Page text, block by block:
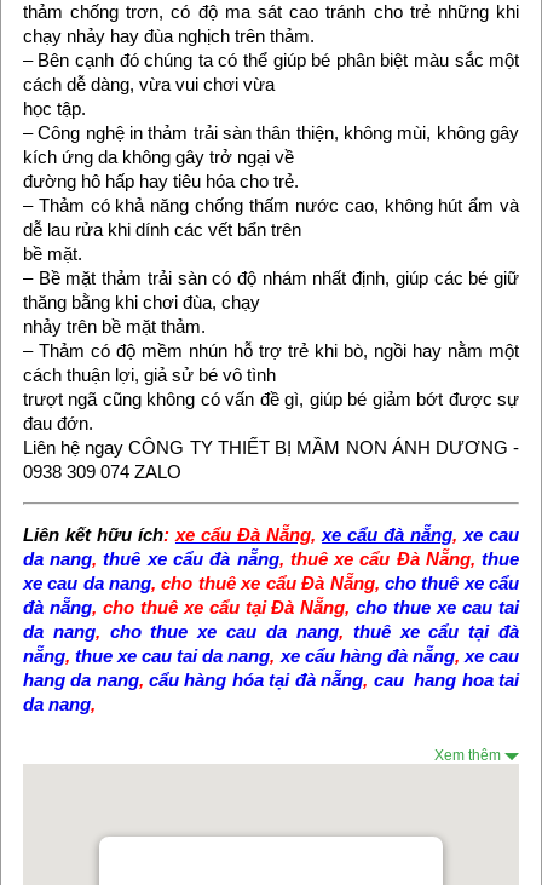
thảm chống trơn, có độ ma sát cao tránh cho trẻ những khi
chạy nhảy hay đùa nghịch trên thảm.
– Bên cạnh đó chúng ta có thể giúp bé phân biệt màu sắc một
cách dễ dàng, vừa vui chơi vừa
học tập.
– Công nghệ in thảm trải sàn thân thiện, không mùi, không gây
kích ứng da không gây trở ngại về
đường hô hấp hay tiêu hóa cho trẻ.
– Thảm có khả năng chống thấm nước cao, không hút ẩm và
dễ lau rửa khi dính các vết bẩn trên
bề mặt.
– Bề mặt thảm trải sàn có độ nhám nhất định, giúp các bé giữ
thăng bằng khi chơi đùa, chạy
nhảy trên bề mặt thảm.
– Thảm có độ mềm nhún hỗ trợ trẻ khi bò, ngồi hay nằm một
cách thuận lợi, giả sử bé vô tình
trượt ngã cũng không có vấn đề gì, giúp bé giảm bớt được sự
đau đớn.
Liên hệ ngay CÔNG TY THIẾT BỊ MẦM NON ÁNH DƯƠNG -
0938 309 074 ZALO
Liên kết hữu ích: xe cẩu Đà Nẵng,xe cẩu đà nẵng,xe cau
da nang,thuê xe cẩu đà nẵng, thuê xe cẩu Đà Nẵng,thue
xe cau da nang,cho thuê xe cẩu Đà Nẵng, cho thuê xe cẩu
đà nẵng, cho thuê xe cẩu tại Đà Nẵng,cho thue xe cau tai
da nang, cho thue xe cau da nang, thuê xe cẩu tại đà
nẵng, thue xe cau tai da nang, xe cẩu hàng đà nẵng,xe cau
hang da nang,cẩu hàng hóa tại đà nẵng, cau hang hoa tai
da nang,
Xem thêm